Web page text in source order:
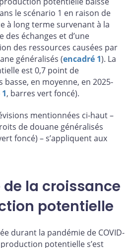
le scénario 1 en raison de
à long terme survenant à la
des échanges et d’une
des ressources causées par
généralisés (encadré 1). La
est 0,7 point de
basse, en moyenne, en 2025-
, barres vert foncé).
mentionnées ci-haut –
de douane généralisés
foncé) – s’appliquent aux
la croissance
potentielle
durant la pandémie de COVID-
potentielle s’est